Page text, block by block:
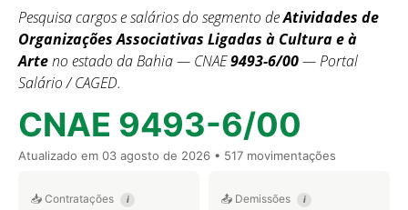
Pesquisa cargos e salários do segmento deAtividades de
Organizações Associativas Ligadas à Cultura e à
Arteno estado da Bahia — CNAE9493-6/00— Portal
Salário / CAGED.
CNAE 9493-6/00
Atualizado em 03 agosto de 2026 • 517 movimentações
📥 Contratações i 📤 Demissões i